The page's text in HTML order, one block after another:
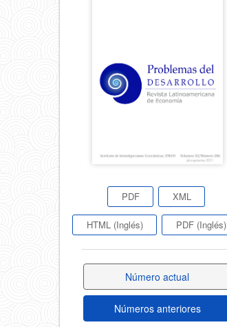
artículo
PDF XML
HTML (Inglés) PDF (Inglés)
Número actual
Números anteriores